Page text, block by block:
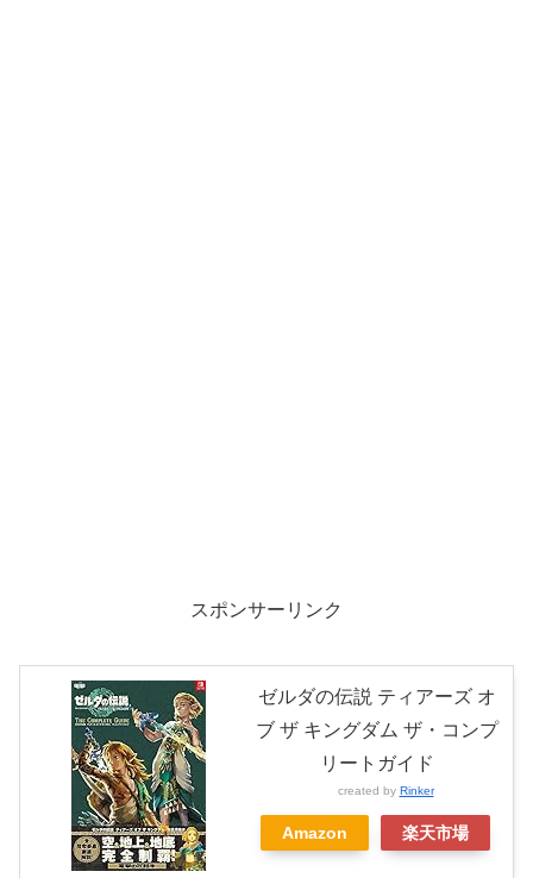
スポンサーリンク
ゼルダの伝説 ティアーズ オ
ブ ザ キングダム ザ・コンプ
リートガイド
created by Rinker
Amazon 楽天市場